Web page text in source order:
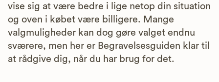
vise sig at være bedre i lige netop din situation
og oven i købet være billigere. Mange
valgmuligheder kan dog gøre valget endnu
sværere, men her er Begravelsesguiden klar til
at rådgive dig, når du har brug for det.